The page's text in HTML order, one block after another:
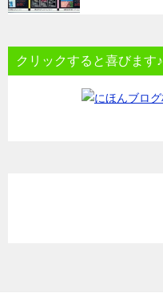
クリックすると喜びます♪